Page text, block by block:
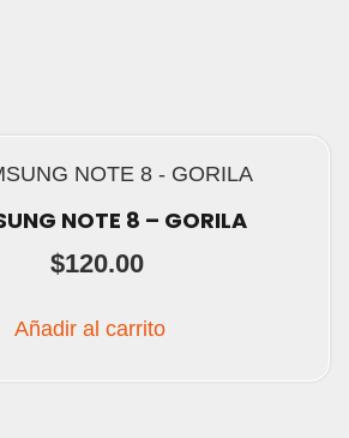
NOTE 8 – GORILA
$120.00
Añadir al carrito